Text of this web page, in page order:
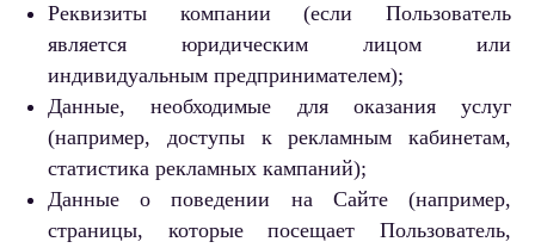
Реквизиты компании (если Пользователь
является юридическим лицом или
индивидуальным предпринимателем);
Данные, необходимые для оказания услуг
(например, доступы к рекламным кабинетам,
статистика рекламных кампаний);
Данные о поведении на Сайте (например,
страницы, которые посещает Пользователь,